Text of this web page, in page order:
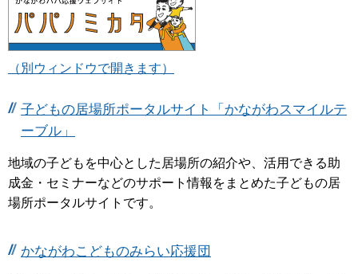
（別ウィンドウで開きます）
子どもの居場所ポータルサイト「かながわスマイルテ
ーブル」
地域の子どもを中心とした居場所の紹介や、活用できる助
成金・セミナーなどのサポート情報をまとめた子どもの居
場所ポータルサイトです。
かながわこどものみらい応援団